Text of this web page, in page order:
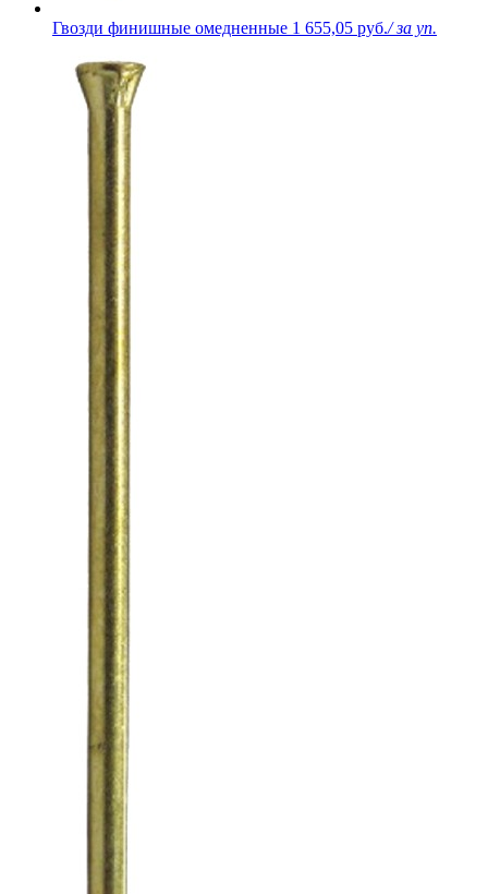
Гвозди финишные омедненные 1 655,05 руб./ за уп.